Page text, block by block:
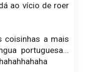
ao vício de roer
coisinhas a mais
portuguesa...